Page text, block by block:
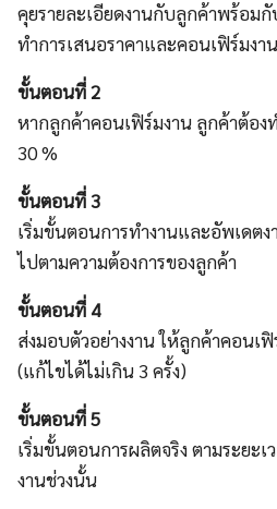
คุยรายละเอียดงานกับลูกค้าพร้อม
ทำการเสนอราคาและคอนเฟิร์มงาน
ขั้นตอนที่ 2
หากลูกค้าคอนเฟิร์มงาน ลูกค้าต้อง
30 %
ขั้นตอนที่ 3
เริ่มขั้นตอนการทำงานและอัพเดต
ไปตามความต้องการของลูกค้า
ขั้นตอนที่ 4
ส่งมอบตัวอย่างงาน ให้ลูกค้าคอน
(แก้ไขได้ไม่เกิน 3 ครั้ง)
ขั้นตอนที่ 5
เริ่มขั้นตอนการผลิตจริง ตามระยะ
งานช่วงนั้น